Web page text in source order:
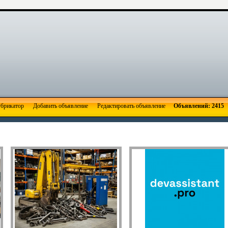
Добавить объявление Редактировать объявление Объявлений: 2415